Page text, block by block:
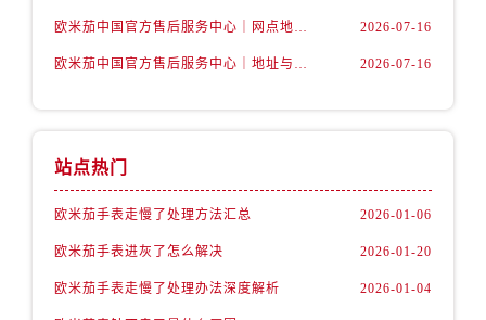
欧米茄中国官方售后服务中心｜网点地址和官方热线权威信息通知（2026年7月最新） 2026-07-16
欧米茄中国官方售后服务中心｜地址与24小时服务电话权威信息公告（2026年7月最新） 2026-07-16
站点热门
欧米茄手表走慢了处理方法汇总 2026-01-06
欧米茄手表进灰了怎么解决 2026-01-20
欧米茄手表走慢了处理办法深度解析 2026-01-04